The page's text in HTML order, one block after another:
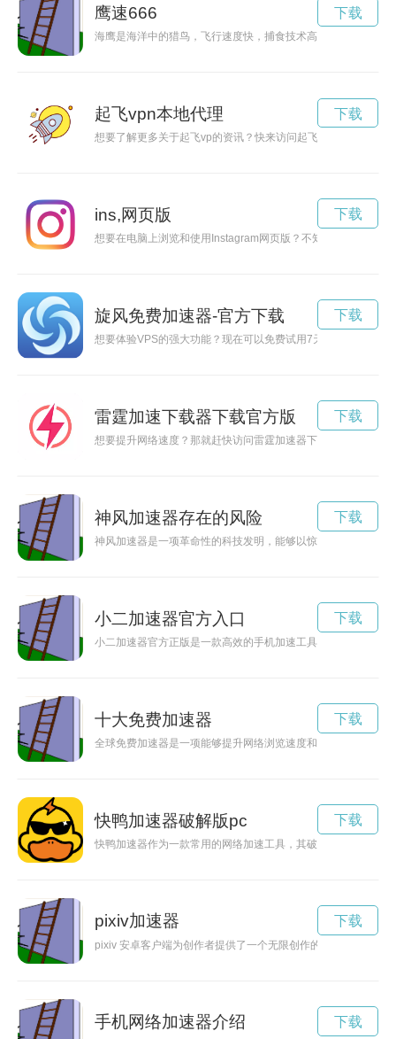
鹰速666
海鹰是海洋中的猎鸟，飞行速度快，捕食技术高超。那么，海鹰
下载
起飞vpn本地代理
想要了解更多关于起飞vp的资讯？快来访问起飞vp官网网址，
下载
ins,网页版
想要在电脑上浏览和使用Instagram网页版？不知道如何下载？
下载
旋风免费加速器-官方下载
想要体验VPS的强大功能？现在可以免费试用7天外网VPS，让
下载
雷霆加速下载器下载官方版
想要提升网络速度？那就赶快访问雷霆加速器下载官网，为您带
下载
神风加速器存在的风险
神风加速器是一项革命性的科技发明，能够以惊人的速度加速
下载
小二加速器官方入口
小二加速器官方正版是一款高效的手机加速工具，能够帮助您
下载
十大免费加速器
全球免费加速器是一项能够提升网络浏览速度和稳定性的技术
下载
快鸭加速器破解版pc
快鸭加速器作为一款常用的网络加速工具，其破解版备受用户
下载
pixiv加速器
pixiv 安卓客户端为创作者提供了一个无限创作的空间，用户可
下载
手机网络加速器介绍 下载